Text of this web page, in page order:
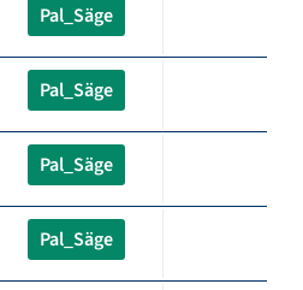
Pal_Säge
Pal_Säge
Pal_Säge
Pal_Säge